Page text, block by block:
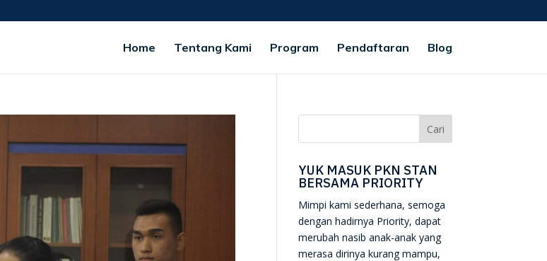
Home Tentang Kami Program Pendaftaran Blog
YUK MASUK PKN STAN
BERSAMA PRIORITY
Mimpi kami sederhana, semoga
dengan hadirnya Priority, dapat
merubah nasib anak-anak yang
merasa dirinya kurang mampu,